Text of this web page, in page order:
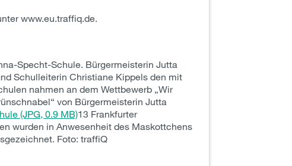
www.eu.traffiq.de.
Specht-Schule. Bürgermeisterin Jutta
Schulleiterin Christiane Kippels den mit
nahmen an dem Wettbewerb „Wir
von Bürgermeisterin Jutta
(JPG, 0.9 MB)13 Frankfurter
wurden in Anwesenheit des Maskottchens
Foto: traffiQ